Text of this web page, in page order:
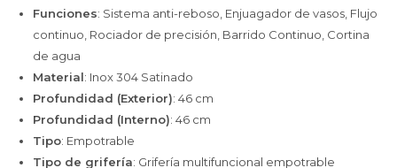
Funciones: Sistema anti-reboso, Enjuagador de vasos, Flujo
continuo, Rociador de precisión, Barrido Continuo, Cortina
de agua
Material: Inox 304 Satinado
Profundidad (Exterior): 46 cm
Profundidad (Interno): 46 cm
Tipo: Empotrable
Tipo de grifería: Grifería multifuncional empotrable